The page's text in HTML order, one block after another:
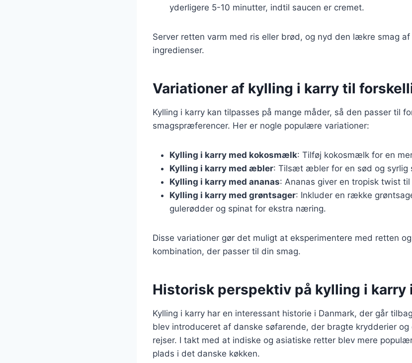
yderligere 5-10 minutter, indtil saucen er cremet.
Server retten varm med ris eller brød, og nyd den lækre smag
ingredienser.
Variationer af kylling i karry til
Kylling i karry kan tilpasses på mange måder, så den passer til
smagspræferencer. Her er nogle populære variationer:
Kylling i karry med kokosmælk: Tilføj kokosmælk for en
Kylling i karry med æbler: Tilsæt æbler for en sød og syrlig
Kylling i karry med ananas: Ananas giver en tropisk twist
Kylling i karry med grøntsager: Inkluder en række
gulerødder og spinat for ekstra næring.
Disse variationer gør det muligt at eksperimentere med retten
kombination, der passer til din smag.
Historisk perspektiv på kylling i karry
Kylling i karry har en interessant historie i Danmark, der går
blev introduceret af danske søfarende, der bragte krydderier
rejser. I takt med at indiske og asiatiske retter blev mere
plads i det danske køkken.